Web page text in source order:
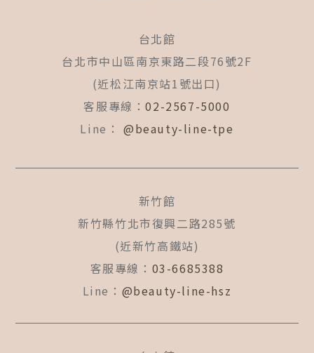
o
k
-
f
a
g
r
a
m
b
e
台北館
台北市中山區南京東路二段76號2F
(近松江南京站1號出口)
客服專線：02-2567-5000
Line： @beauty-line-tpe
新竹館
新竹縣竹北市復興二路285號
(近新竹高鐵站)
客服專線： 03-6685388
Line： @beauty-line-hsz